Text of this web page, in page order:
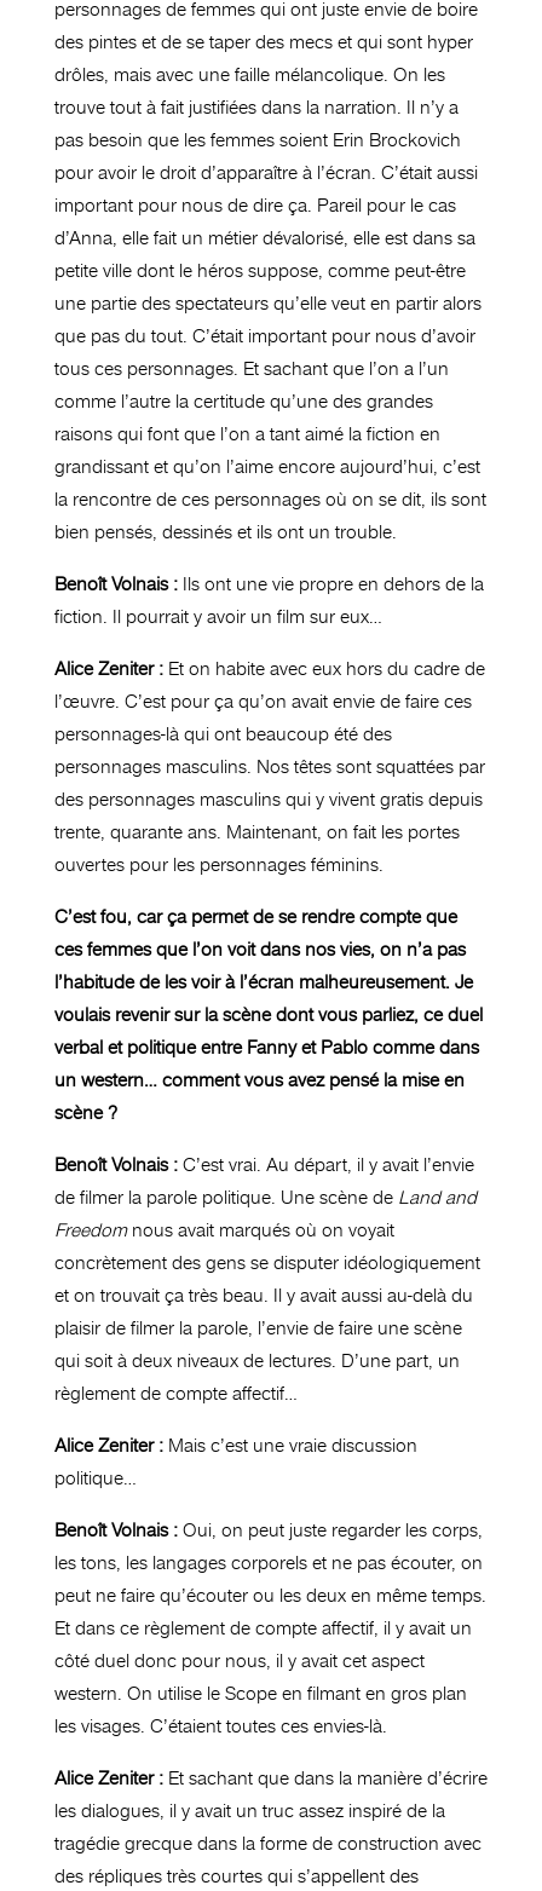
personnages de femmes qui ont juste envie de boire
des pintes et de se taper des mecs et qui sont hyper
drôles, mais avec une faille mélancolique. On les
trouve tout à fait justifiées dans la narration. Il n’y a
pas besoin que les femmes soient Erin Brockovich
pour avoir le droit d’apparaître à l’écran. C’était aussi
important pour nous de dire ça. Pareil pour le cas
d’Anna, elle fait un métier dévalorisé, elle est dans sa
petite ville dont le héros suppose, comme peut-être
une partie des spectateurs qu’elle veut en partir alors
que pas du tout. C’était important pour nous d’avoir
tous ces personnages. Et sachant que l’on a l’un
comme l’autre la certitude qu’une des grandes
raisons qui font que l’on a tant aimé la fiction en
grandissant et qu’on l’aime encore aujourd’hui, c’est
la rencontre de ces personnages où on se dit, ils sont
bien pensés, dessinés et ils ont un trouble.
Benoît Volnais : Ils ont une vie propre en dehors de la
fiction. Il pourrait y avoir un film sur eux…
Alice Zeniter : Et on habite avec eux hors du cadre de
l’œuvre. C’est pour ça qu’on avait envie de faire ces
personnages-là qui ont beaucoup été des
personnages masculins. Nos têtes sont squattées par
des personnages masculins qui y vivent gratis depuis
trente, quarante ans. Maintenant, on fait les portes
ouvertes pour les personnages féminins.
C’est fou, car ça permet de se rendre compte que
ces femmes que l’on voit dans nos vies, on n’a pas
l’habitude de les voir à l’écran malheureusement. Je
voulais revenir sur la scène dont vous parliez, ce duel
verbal et politique entre Fanny et Pablo comme dans
un western… comment vous avez pensé la mise en
scène ?
Benoît Volnais : C’est vrai. Au départ, il y avait l’envie
de filmer la parole politique. Une scène de Land and
Freedomnous avait marqués où on voyait
concrètement des gens se disputer idéologiquement
et on trouvait ça très beau. Il y avait aussi au-delà du
plaisir de filmer la parole, l’envie de faire une scène
qui soit à deux niveaux de lectures. D’une part, un
règlement de compte affectif…
Alice Zeniter : Mais c’est une vraie discussion
politique…
Benoît Volnais : Oui, on peut juste regarder les corps,
les tons, les langages corporels et ne pas écouter, on
peut ne faire qu’écouter ou les deux en même temps.
Et dans ce règlement de compte affectif, il y avait un
côté duel donc pour nous, il y avait cet aspect
western. On utilise le Scope en filmant en gros plan
les visages. C’étaient toutes ces envies-là.
Alice Zeniter : Et sachant que dans la manière d’écrire
les dialogues, il y avait un truc assez inspiré de la
tragédie grecque dans la forme de construction avec
des répliques très courtes qui s’appellent des